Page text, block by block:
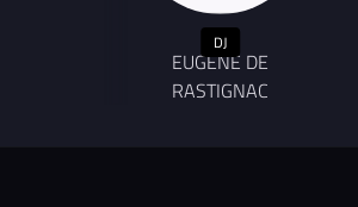
DJ
EUGENE DE
RASTIGNAC